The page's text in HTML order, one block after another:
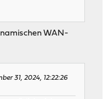
WAN-
31, 2024, 12:22:26